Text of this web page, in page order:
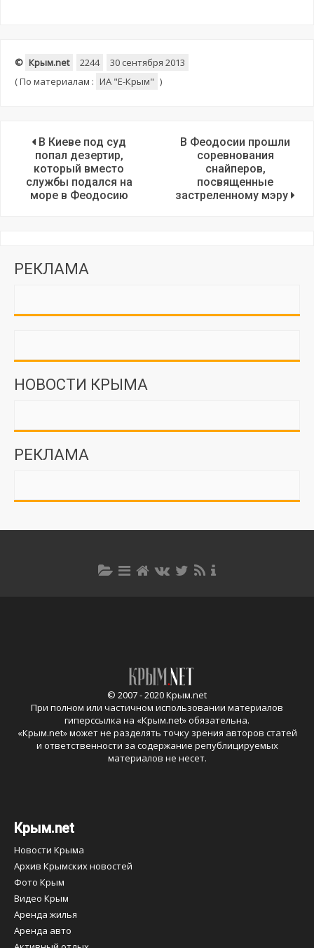
© Крым.net 2244
30 сентября 2013
(По материалам : ИА "E-Крым" )
В Киеве под суд
попал дезертир,
который вместо
службы подался на
море в Феодосию
В Феодосии прошли
соревнования
снайперов,
посвященные
застреленному мэру
РЕКЛАМА
НОВОСТИ КРЫМА
РЕКЛАМА
© 2007 - 2020 Крым.net
При полном или частичном использовании материалов
гиперссылка на «Крым.net» обязательна.
«Крым.net» может не разделять точку зрения авторов статей
и ответственности за содержание републицируемых
материалов не несет.
Крым.net
Новости Крыма
Архив Крымских новостей
Фото Крым
Видео Крым
Аренда жилья
Аренда авто